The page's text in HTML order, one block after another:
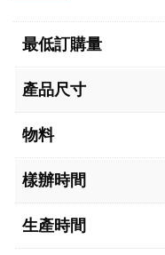
最低訂購量
產品尺寸
物料
樣辦時間
生產時間